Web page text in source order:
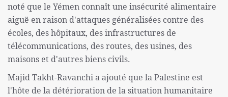
noté que le Yémen connaît une insécurité alimentaire
aiguë en raison d'attaques généralisées contre des
écoles, des hôpitaux, des infrastructures de
télécommunications, des routes, des usines, des
maisons et d'autres biens civils.
Majid Takht-Ravanchi a ajouté que la Palestine est
l'hôte de la détérioration de la situation humanitaire